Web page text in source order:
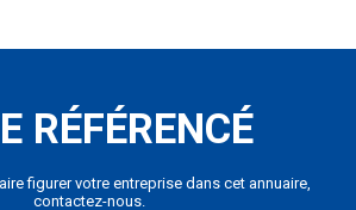
RÉFÉRENCÉ
figurer votre entreprise dans cet annuaire,
contactez-nous.